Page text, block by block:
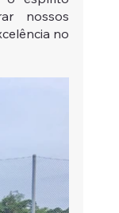
nossos
no